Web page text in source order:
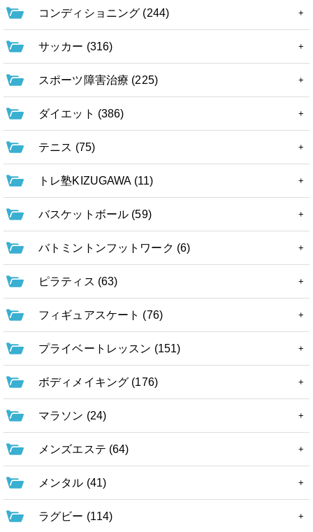
コンディショニング (244)
サッカー (316)
スポーツ障害治療 (225)
ダイエット (386)
テニス (75)
トレ塾KIZUGAWA (11)
バスケットボール (59)
バトミントンフットワーク (6)
ピラティス (63)
フィギュアスケート (76)
プライベートレッスン (151)
ボディメイキング (176)
マラソン (24)
メンズエステ (64)
メンタル (41)
ラグビー (114)